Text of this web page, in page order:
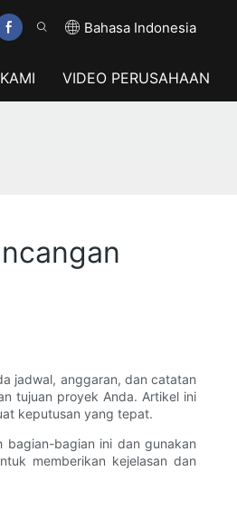
Bahasa Indonesia
VIDEO PERUSAHAAN
jadwal, anggaran, dan catatan
tujuan proyek Anda. Artikel ini
keputusan yang tepat.
bagian ini dan gunakan
memberikan kejelasan dan